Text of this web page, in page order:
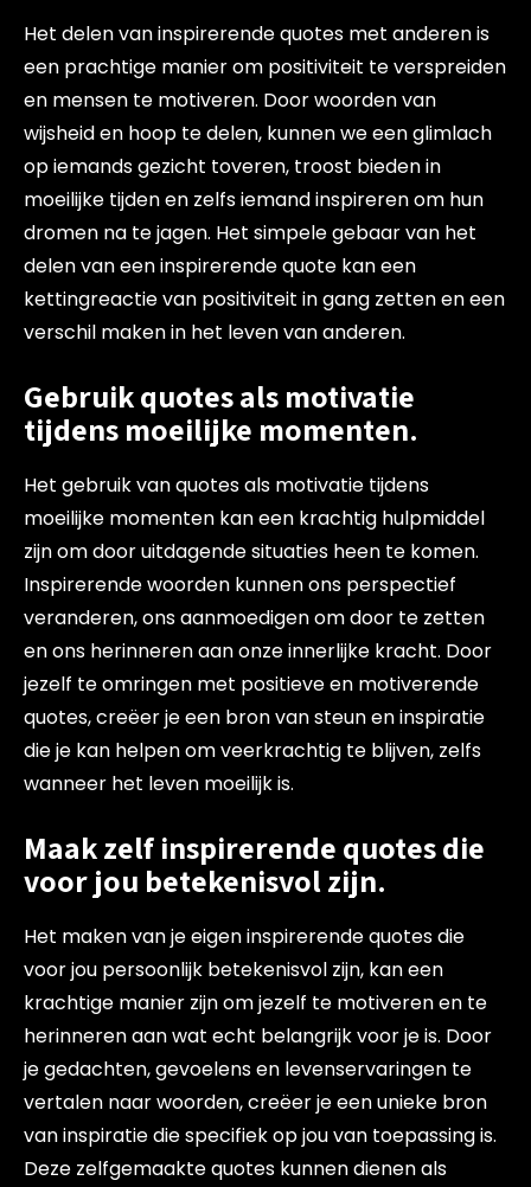
Het delen van inspirerende quotes met anderen is
een prachtige manier om positiviteit te verspreiden
en mensen te motiveren. Door woorden van
wijsheid en hoop te delen, kunnen we een glimlach
op iemands gezicht toveren, troost bieden in
moeilijke tijden en zelfs iemand inspireren om hun
dromen na te jagen. Het simpele gebaar van het
delen van een inspirerende quote kan een
kettingreactie van positiviteit in gang zetten en een
verschil maken in het leven van anderen.
Gebruik quotes als motivatie
tijdens moeilijke momenten.
Het gebruik van quotes als motivatie tijdens
moeilijke momenten kan een krachtig hulpmiddel
zijn om door uitdagende situaties heen te komen.
Inspirerende woorden kunnen ons perspectief
veranderen, ons aanmoedigen om door te zetten
en ons herinneren aan onze innerlijke kracht. Door
jezelf te omringen met positieve en motiverende
quotes, creëer je een bron van steun en inspiratie
die je kan helpen om veerkrachtig te blijven, zelfs
wanneer het leven moeilijk is.
Maak zelf inspirerende quotes die
voor jou betekenisvol zijn.
Het maken van je eigen inspirerende quotes die
voor jou persoonlijk betekenisvol zijn, kan een
krachtige manier zijn om jezelf te motiveren en te
herinneren aan wat echt belangrijk voor je is. Door
je gedachten, gevoelens en levenservaringen te
vertalen naar woorden, creëer je een unieke bron
van inspiratie die specifiek op jou van toepassing is.
Deze zelfgemaakte quotes kunnen dienen als